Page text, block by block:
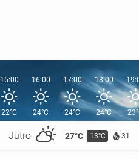
Jutro 27°C 13°C 31
15:00
22°C
16:00
24°C
17:00
24°C
18:00
24°C